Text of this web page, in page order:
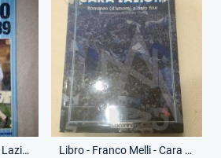
Libro - Paolo Viganò - Lazio 88-89 Libro - Franco Melli - Cara Lazio